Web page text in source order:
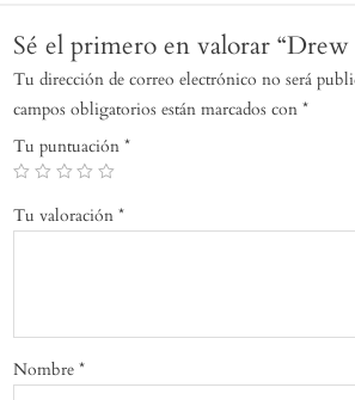
Sé el primero en valorar “Drew
Tu dirección de correo electrónico no será
campos obligatorios están marcados con*
Tu puntuación*
Tu valoración*
Nombre*